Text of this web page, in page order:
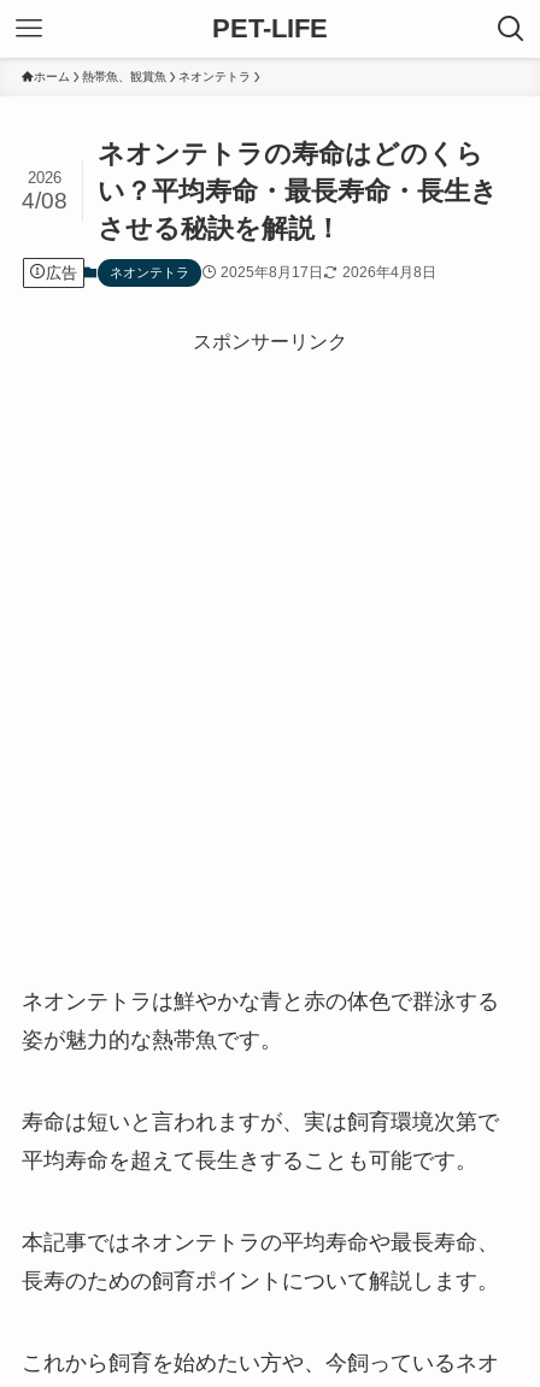
PET-LIFE
ホーム 熱帯魚、観賞魚 ネオンテトラ
ネオンテトラの寿命はどのくら
い？平均寿命・最長寿命・長生き
させる秘訣を解説！
2026
4/08
広告 ネオンテトラ 2025年8月17日 2026年4月8日
スポンサーリンク
ネオンテトラは鮮やかな青と赤の体色で群泳する
姿が魅力的な熱帯魚です。
寿命は短いと言われますが、実は飼育環境次第で
平均寿命を超えて長生きすることも可能です。
本記事ではネオンテトラの平均寿命や最長寿命、
長寿のための飼育ポイントについて解説します。
これから飼育を始めたい方や、今飼っているネオ